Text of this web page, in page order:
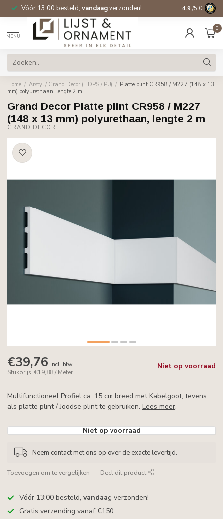
Vóór 13:00 besteld, vandaagverzonden! Gratis
4.9 /5.0
MENU
0
Home / Arstyl / Grand Decor (HDPS / PU) / Platte plint CR958 / M227 (148 x 13
mm) polyurethaan, lengte 2 m
Grand Decor Platte plint CR958 / M227
(148 x 13 mm) polyurethaan, lengte 2 m
GRAND DECOR
€39,76 Incl. btw
Stukprijs: €19,88 / Meter
Niet op voorraad
Multifunctioneel Profiel ca. 15 cm breed met Kabelgoot, tevens
als platte plint / Joodse plint te gebruiken. Lees meer.
Niet op voorraad
Neem contact met ons op over de exacte levertijd.
Toevoegen om te vergelijken Deel dit product
Vóór 13:00 besteld, vandaag verzonden!
Gratis verzending vanaf €150